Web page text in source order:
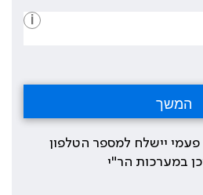
i
יישלח למספר הטלפון
במערכות הר"י